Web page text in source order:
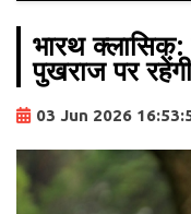
भारथ
पुखराज पर
03 Jun 2026